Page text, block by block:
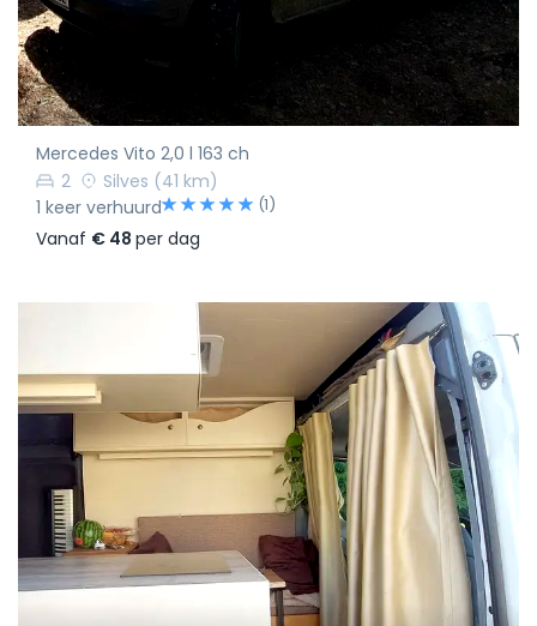
Mercedes Vito 2,0 l 163 ch
2
Silves (41 km)
1 keer verhuurd
(1)
Vanaf € 48 per dag